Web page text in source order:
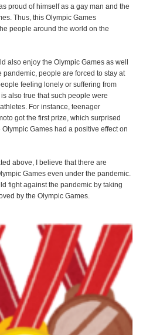
proud of himself as a gay man and the
Thus, this Olympic Games
people around the world on the
also enjoy the Olympic Games as well
people are forced to stay at
feeling lonely or suffering from
also true that such people were
For instance, teenager
got the first prize, which surprised
Games had a positive effect on
above, I believe that there are
Games even under the pandemic.
fight against the pandemic by taking
by the Olympic Games.